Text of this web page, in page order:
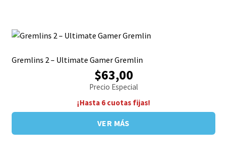
Gremlins 2 – Ultimate Gamer Gremlin
$63,00
Precio Especial
¡Hasta 6 cuotas fijas!
VER MÁS